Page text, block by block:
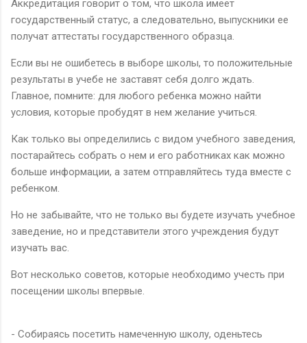
Аккредитация говорит о том, что школа имеет
государственный статус, а следовательно, выпускники ее
получат аттестаты государственного образца.
Если вы не ошибетесь в выборе школы, то положительные
результаты в учебе не заставят себя долго ждать.
Главное, помните: для любого ребенка можно найти
условия, которые пробудят в нем желание учиться.
Как только вы определились с видом учебного заведения,
постарайтесь собрать о нем и его работниках как можно
больше информации, а затем отправляйтесь туда вместе с
ребенком.
Но не забывайте, что не только вы будете изучать учебное
заведение, но и представители этого учреждения будут
изучать вас.
Вот несколько советов, которые необходимо учесть при
посещении школы впервые.
- Собираясь посетить намеченную школу, оденьтесь